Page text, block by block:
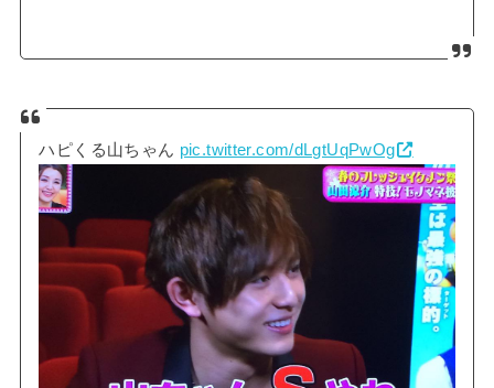
ハピくる山ちゃん pic.twitter.com/dLgtUqPwOg